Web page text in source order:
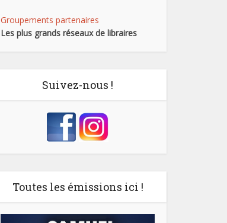
Groupements partenaires
Les plus grands réseaux de libraires
Suivez-nous !
Toutes les émissions ici !